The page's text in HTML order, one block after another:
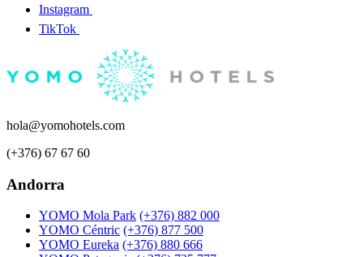
Instagram
TikTok
hola@yomohotels.com
(+376) 67 67 60
Andorra
YOMO Mola Park (+376) 882 000
YOMO Céntric (+376) 877 500
YOMO Eureka (+376) 880 666